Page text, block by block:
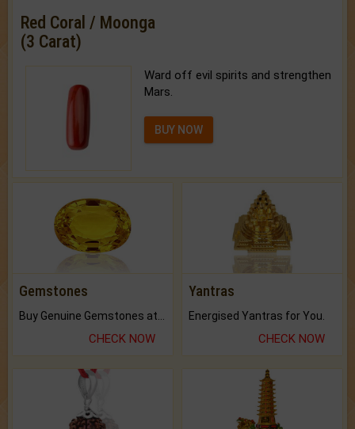
Red Coral / Moonga
(3 Carat)
Ward off evil spirits and strengthen
Mars.
BUY NOW
Gemstones
CHECK NOW
Yantras
Energised Yantras for You.
CHECK NOW